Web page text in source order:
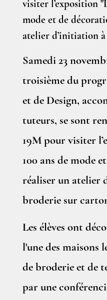
visiter l’exposition
mode et de
atelier d’initiation
Samedi 23
troisième du
et de Design,
tuteurs, se sont
19M pour visiter
100 ans de mode
réaliser un atelier
broderie sur
Les élèves ont
l'une des maisons
de broderie et de
par une